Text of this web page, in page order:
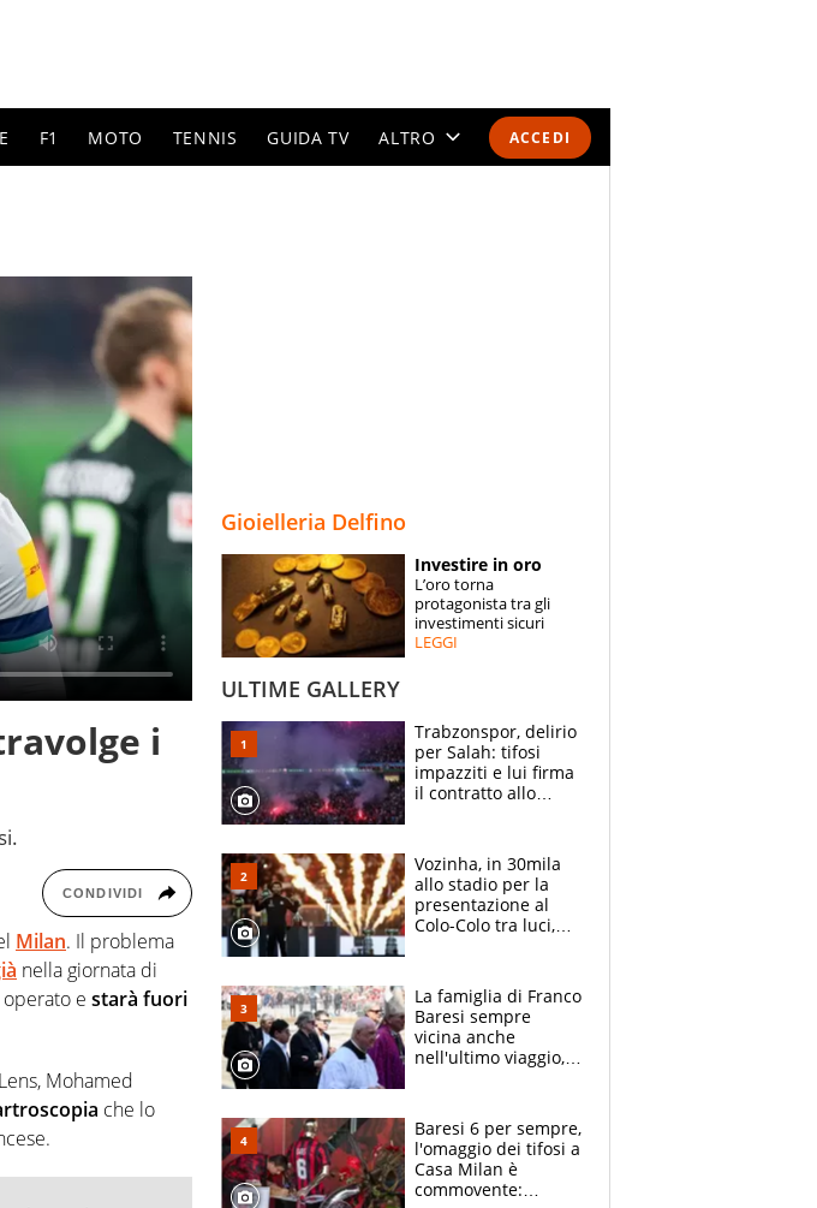
ACCEDI
F1 MOTO TENNIS GUIDA TV ALTRO
SPECIALI
ESPERTI
i
CONDIVIDI
Milan. Il problema
nella giornata di
e starà fuori
Mohamed
che lo
Gioielleria Delfino
Investire in oro
L’oro torna
protagonista tra gli
investimenti sicuri
LEGGI
ULTIME GALLERY
Trabzonspor, delirio
per Salah: tifosi
impazziti e lui firma
il contratto allo
Vozinha, in 30mila
allo stadio per la
presentazione al
Colo-Colo tra luci,
La famiglia di Franco
Baresi sempre
vicina anche
nell'ultimo viaggio,
circondati
dall'affetto dei tifosi
Baresi 6 per sempre,
l'omaggio dei tifosi a
Casa Milan è
commovente: